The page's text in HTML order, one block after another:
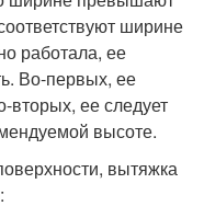
ширине
работала, ее
Во-первых, ее
вторых, ее следует
высоте.
вытяжка